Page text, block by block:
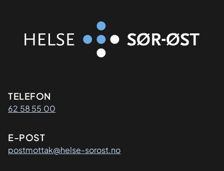
Kontaktinformasjon
TELEFON
62 58 55 00
E-POST
postmottak@helse-sorost.no